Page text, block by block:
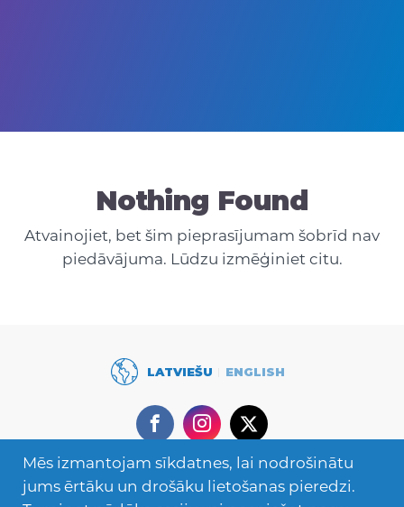
Nothing Found
Atvainojiet, bet šim pieprasījumam šobrīd nav
piedāvājuma. Lūdzu izmēģiniet citu.
LATVIEŠU ENGLISH
FacebookInstagram
Twitter
Secondary
Navigation
Mācies ārzemēs
Mēs izmantojam sīkdatnes, lai nodrošinātu
jums ērtāku un drošāku lietošanas pieredzi.